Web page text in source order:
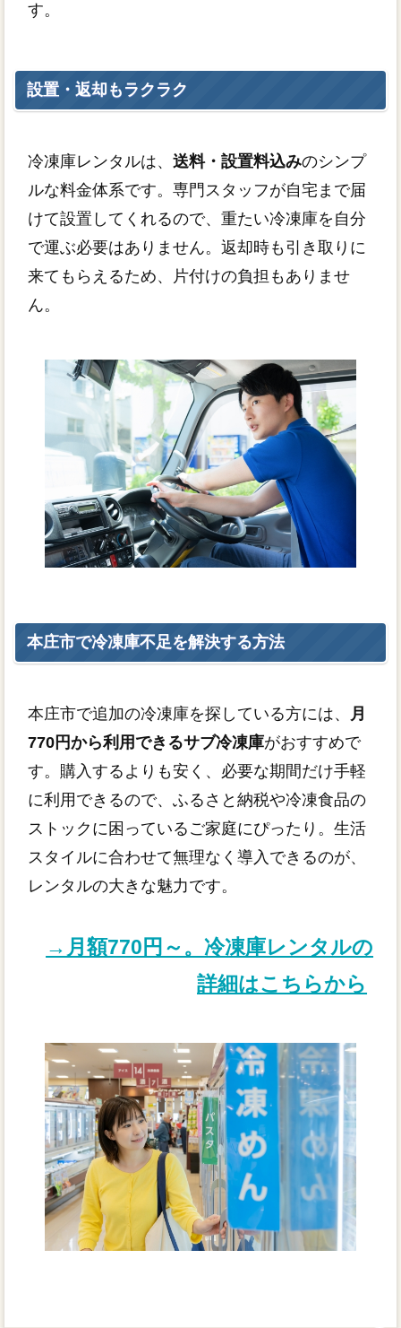
す。
設置・返却もラクラク
冷凍庫レンタルは、 送料・設置料込みのシンプ
ルな料金体系です。専門スタッフが自宅まで届
けて設置してくれるので、重たい冷凍庫を自分
で運ぶ必要はありません。返却時も引き取りに
来てもらえるため、片付けの負担もありませ
ん。
本庄市で冷凍庫不足を解決する方法
本庄市で追加の冷凍庫を探している方には、
月
770円から利用できるサブ冷凍庫がおすすめで
す。購入するよりも安く、必要な期間だけ手軽
に利用できるので、ふるさと納税や冷凍食品の
ストックに困っているご家庭にぴったり。生活
スタイルに合わせて無理なく導入できるのが、
レンタルの大きな魅力です。
→月額770円～。冷凍庫レンタルの
詳細はこちらから